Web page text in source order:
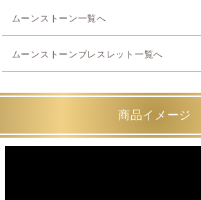
ムーンストーン一覧へ
ムーンストーンブレスレット一覧へ
商品イメージ